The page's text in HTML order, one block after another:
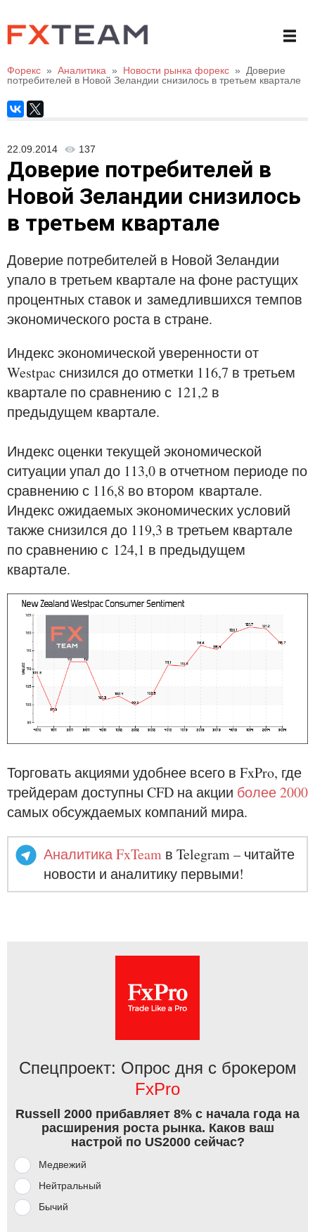
Форекс » Аналитика » Новости рынка форекс »
Доверие
потребителей в Новой Зеландии снизилось в третьем квартале
22.09.2014 137
Доверие потребителей в
Новой Зеландии снизилось
в третьем квартале
Доверие потребителей в Новой Зеландии
упало в третьем квартале на фоне растущих
процентных ставок и замедлившихся темпов
экономического роста в стране.
Индекс экономической уверенности от
Westpac снизился до отметки 116,7 в третьем
квартале по сравнению с 121,2 в
предыдущем квартале.
Индекс оценки текущей экономической
ситуации упал до 113,0 в отчетном периоде по
сравнению с 116,8 во втором квартале.
Индекс ожидаемых экономических условий
также снизился до 119,3 в третьем квартале
по сравнению с 124,1 в предыдущем
квартале.
Торговать акциями удобнее всего в FxPro, где
трейдерам доступны CFD на акции более 2000
самых обсуждаемых компаний мира.
Аналитика FxTeam в Telegram – читайте
новости и аналитику первыми!
Спецпроект: Опрос дня с брокером
FxPro
Russell 2000 прибавляет 8% с начала года на
расширения роста рынка. Каков ваш
настрой по US2000 сейчас?
Медвежий
Нейтральный
Бычий